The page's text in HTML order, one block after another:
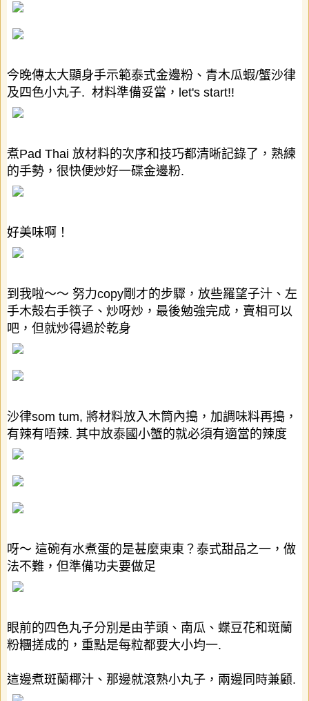
今晚傳太大顯身手示範泰式金邊粉、青木瓜蝦/蟹沙律
及四色小丸子. 材料準備妥當， let's start!!
煮Pad Thai 放材料的次序和技巧都清晰記錄了，熟練
的手勢，很快便炒好一碟金邊粉.
好美味啊！
到我啦～～ 努力copy剛才的步驟，放些羅望子汁、左
手木殻右手筷子、炒呀炒，最後勉強完成，賣相可以
吧，但就炒得過於乾身
沙律som tum, 將材料放入木筒內搗，加調味料再搗，
有辣有唔辣. 其中放泰國小蟹的就必須有適當的辣度
呀～ 這碗有水煮蛋的是甚麼東東？泰式甜品之一，做
法不難，但準備功夫要做足
眼前的四色丸子分別是由芋頭、南瓜、蝶豆花和斑蘭
粉糰搓成的，重點是每粒都要大小均一.
這邊煮斑蘭椰汁、那邊就滾熟小丸子，兩邊同時兼顧.